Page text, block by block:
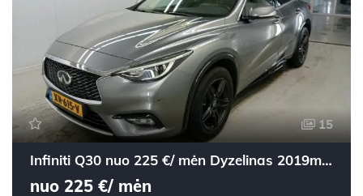
15
Infiniti Q30 nuo 225 €/ mėn Dyzelinas 2019m. Visureigis Mechaninė
nuo 225 €/ mėn